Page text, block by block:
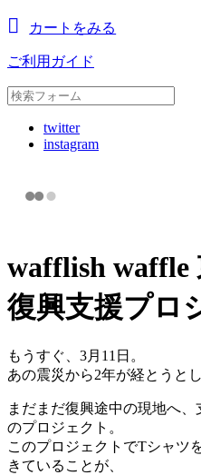
カートをみる
ご利用ガイド
twitter
instagram
wafflish waffle
復興支援プロ
もうすぐ、3月11日。
あの震災から2年が経とうと
まだまだ復興途中の現地へ
のプロジェクト。
このプロジェクトでTシャツ
きていることが、